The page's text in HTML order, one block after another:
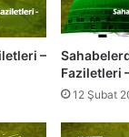
–
Faziletleri
12 Şubat